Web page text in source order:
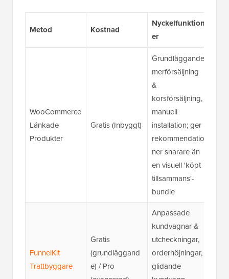
Metod Kostnad
Nyckelfunktion
er
WooCommerce
Länkade
Produkter
Gratis (Inbyggt)
Grundläggande
merförsäljning
&
korsförsäljning,
manuell
installation; ger
rekommendatio
ner snarare än
en visuell 'köpt
tillsammans'-
bundle
FunnelKit
Trattbyggare
Gratis
(grundläggand
e) / Pro
Anpassade
kundvagnar &
utcheckningar,
orderhöjningar,
glidande